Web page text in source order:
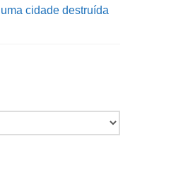
cidade destruída